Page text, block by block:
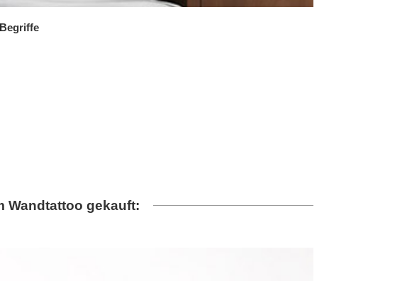
Wandtattoo gekauft: